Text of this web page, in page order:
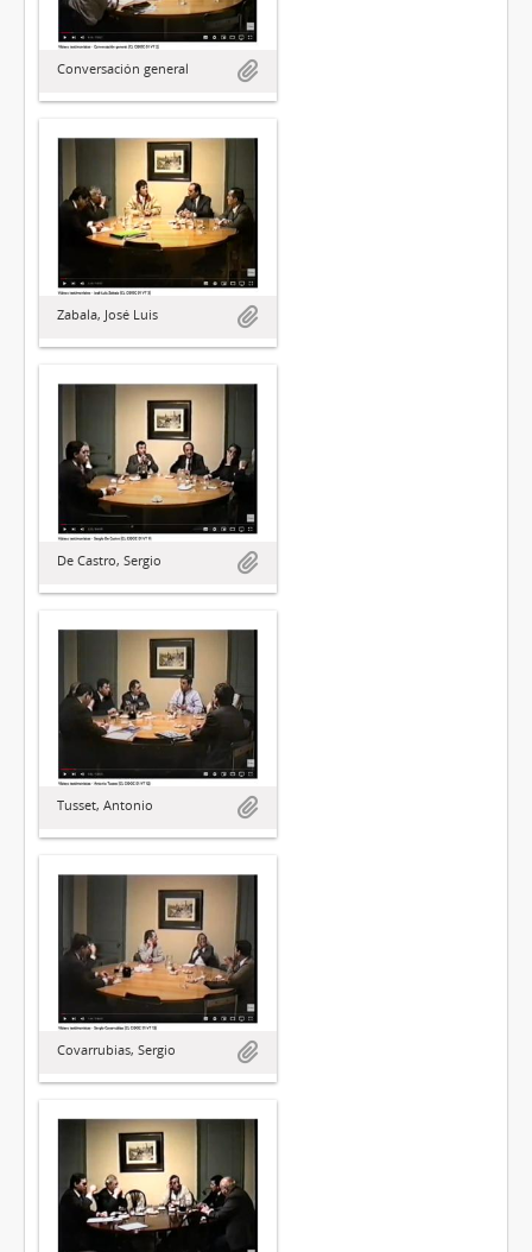
Conversación general
Zabala, José Luis
De Castro, Sergio
Tusset, Antonio
Covarrubias, Sergio